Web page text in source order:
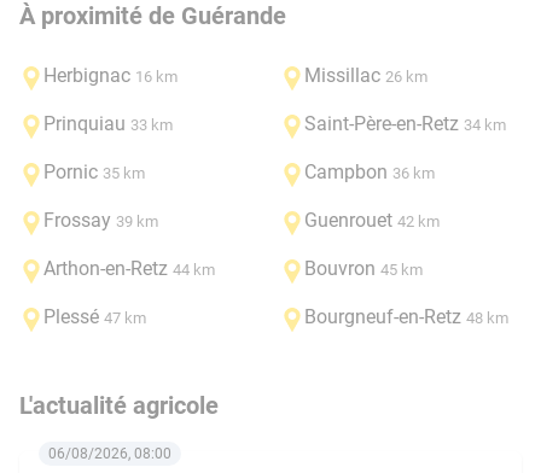
À proximité de Guérande
Herbignac 16 km Missillac 26 km
Prinquiau 33 km Saint-Père-en-Retz 34 km
Pornic 35 km Campbon 36 km
Frossay 39 km Guenrouet 42 km
Arthon-en-Retz 44 km Bouvron 45 km
Plessé 47 km Bourgneuf-en-Retz 48 km
L'actualité agricole
06/08/2026, 08:00